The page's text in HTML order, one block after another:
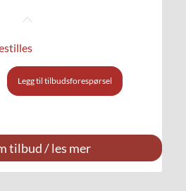
Legg til tilbudsforespørsel
tilbud / les mer